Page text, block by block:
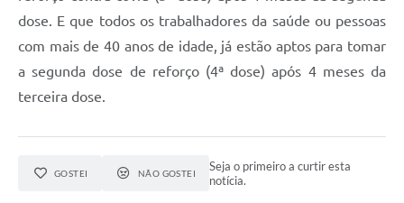
dose. E que todos os trabalhadores da saúde ou pessoas
com mais de 40 anos de idade, já estão aptos para tomar
a segunda dose de reforço (4ª dose) após 4 meses da
terceira dose.
GOSTEI NÃO GOSTEI
Seja o primeiro a curtir esta
notícia.